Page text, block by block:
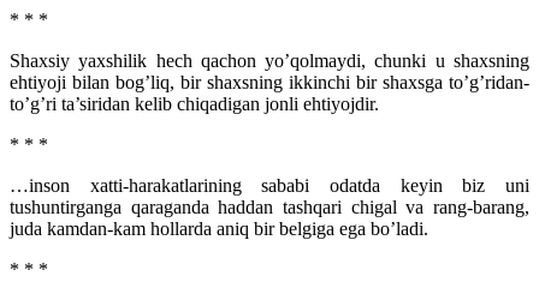
* * *
Shaxsiy yaxshilik hech qachon yo’qolmaydi, chunki u shaxsning
ehtiyoji bilan bog’liq, bir shaxsning ikkinchi bir shaxsga to’g’ridan-
to’g’ri ta’siridan kelib chiqadigan jonli ehtiyojdir.
* * *
…inson xatti-harakatlarining sababi odatda keyin biz uni
tushuntirganga qaraganda haddan tashqari chigal va rang-barang,
juda kamdan-kam hollarda aniq bir belgiga ega bo’ladi.
* * *